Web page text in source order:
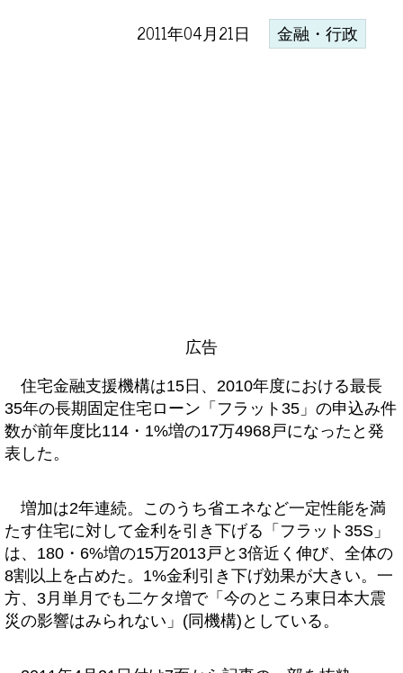
2011年04月21日 金融・行政
広告
住宅金融支援機構は15日、2010年度における最長
35年の長期固定住宅ローン「フラット35」の申込み件
数が前年度比114・1%増の17万4968戸になったと発
表した。
増加は2年連続。このうち省エネなど一定性能を満
たす住宅に対して金利を引き下げる「フラット35S」
は、180・6%増の15万2013戸と3倍近く伸び、全体の
8割以上を占めた。1%金利引き下げ効果が大きい。一
方、3月単月でも二ケタ増で「今のところ東日本大震
災の影響はみられない」(同機構)としている。